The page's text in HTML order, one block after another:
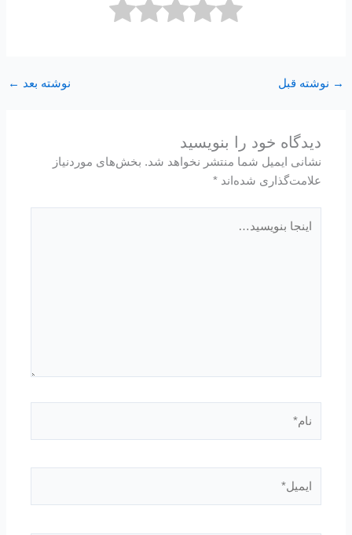
→ نوشته قبل نوشته بعد ←
دیدگاه‌ خود را بنویسید
نشانی ایمیل شما منتشر نخواهد شد. بخش‌های موردنیاز
علامت‌گذاری شده‌اند*
بنویسید…